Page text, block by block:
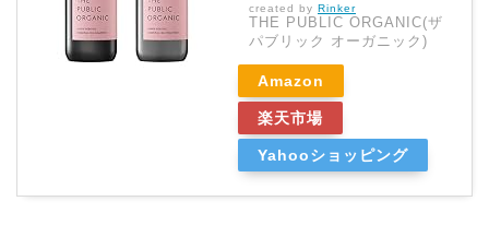
created by Rinker
THE PUBLIC ORGANIC(ザ
パブリック オーガニック)
Amazon
楽天市場
Yahooショッピング